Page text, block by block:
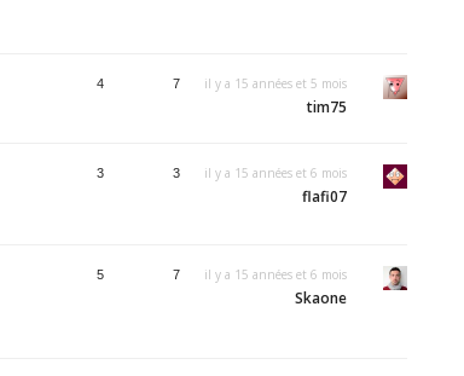
4 7 il y a 15 années et 5 mois
tim75
3 3 il y a 15 années et 6 mois
flafi07
5 7 il y a 15 années et 6 mois
Skaone